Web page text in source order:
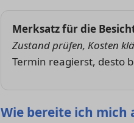
Merksatz für die
Zustand prüfen, Kosten
Termin reagierst, desto
Wie bereite ich